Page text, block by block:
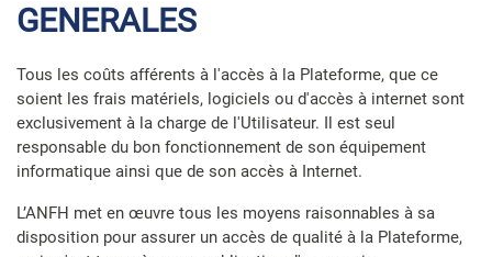
GENERALES
Tous les coûts afférents à l'accès à la Plateforme, que ce
soient les frais matériels, logiciels ou d'accès à internet sont
exclusivement à la charge de l'Utilisateur. Il est seul
responsable du bon fonctionnement de son équipement
informatique ainsi que de son accès à Internet.
L’ANFH met en œuvre tous les moyens raisonnables à sa
disposition pour assurer un accès de qualité à la Plateforme,